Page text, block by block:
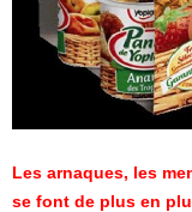
Les arnaques, les
se font de plus en